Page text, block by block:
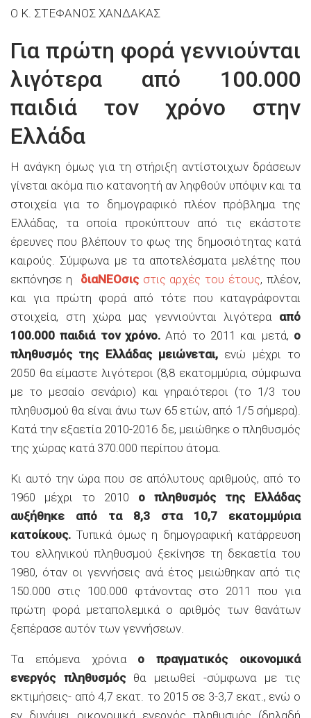
Ο Κ. ΣΤΕΦΑΝΟΣ ΧΑΝΔΑΚΑΣ
Για πρώτη φορά γεννιούνται
λιγότερα από 100.000
παιδιά τον χρόνο στην
Ελλάδα
Η ανάγκη όμως για τη στήριξη αντίστοιχων δράσεων
γίνεται ακόμα πιο κατανοητή αν ληφθούν υπόψιν και τα
στοιχεία για το δημογραφικό πλέον πρόβλημα της
Ελλάδας, τα οποία προκύπτουν από τις εκάστοτε
έρευνες που βλέπουν το φως της δημοσιότητας κατά
καιρούς. Σύμφωνα με τα αποτελέσματα μελέτης που
εκπόνησε η
διαΝΕΟσιςστις αρχές του έτους, πλέον,
και για πρώτη φορά από τότε που καταγράφονται
στοιχεία, στη χώρα μας γεννιούνται λιγότερα από
100.000 παιδιά τον χρόνο. Από το 2011 και μετά, ο
πληθυσμός της Ελλάδας μειώνεται, ενώ μέχρι το
2050 θα είμαστε λιγότεροι (8,8 εκατομμύρια, σύμφωνα
με το μεσαίο σενάριο) και γηραιότεροι (το 1/3 του
πληθυσμού θα είναι άνω των 65 ετών, από 1/5 σήμερα).
Κατά την εξαετία 2010-2016 δε, μειώθηκε ο πληθυσμός
της χώρας κατά 370.000 περίπου άτομα.
Kι αυτό την ώρα που σε απόλυτους αριθμούς, από το
1960 μέχρι το 2010 ο πληθυσμός της Ελλάδας
αυξήθηκε από τα 8,3 στα 10,7 εκατομμύρια
κατοίκους. Τυπικά όμως η δημογραφική κατάρρευση
του ελληνικού πληθυσμού ξεκίνησε τη δεκαετία του
1980, όταν οι γεννήσεις ανά έτος μειώθηκαν από τις
150.000 στις 100.000 φτάνοντας στο 2011 που για
πρώτη φορά μεταπολεμικά ο αριθμός των θανάτων
ξεπέρασε αυτόν των γεννήσεων.
Τα επόμενα χρόνια ο πραγματικός οικονομικά
ενεργός πληθυσμόςθα μειωθεί -σύμφωνα με τις
εκτιμήσεις- από 4,7 εκατ. το 2015 σε 3-3,7 εκατ., ενώ ο